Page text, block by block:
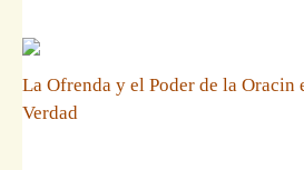
La Ofrenda y el Poder de la Oracin
Verdad